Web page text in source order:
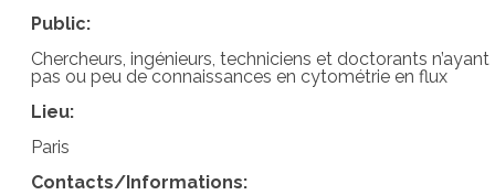
Public:
Chercheurs, ingénieurs, techniciens et doctorants n’ayant
pas ou peu de connaissances en cytométrie en flux
Lieu:
Paris
Contacts/Informations: